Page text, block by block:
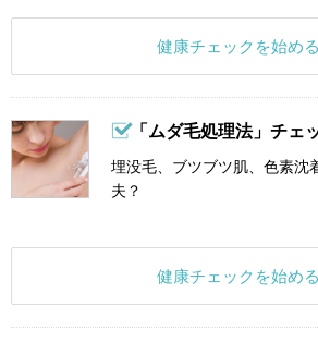
健康チェックを始める
「ムダ毛処理法」チェ
埋没毛、ブツブツ肌、色素
夫？
健康チェックを始める